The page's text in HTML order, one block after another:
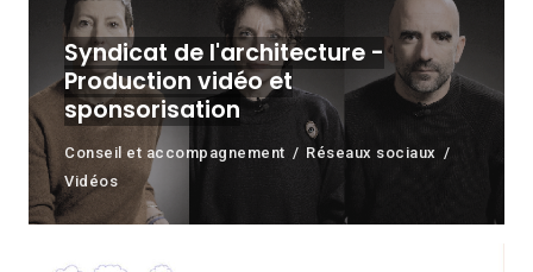
Syndicat de l'architecture -
Production vidéo et
sponsorisation
Conseil et accompagnement
Réseaux sociaux
Vidéos